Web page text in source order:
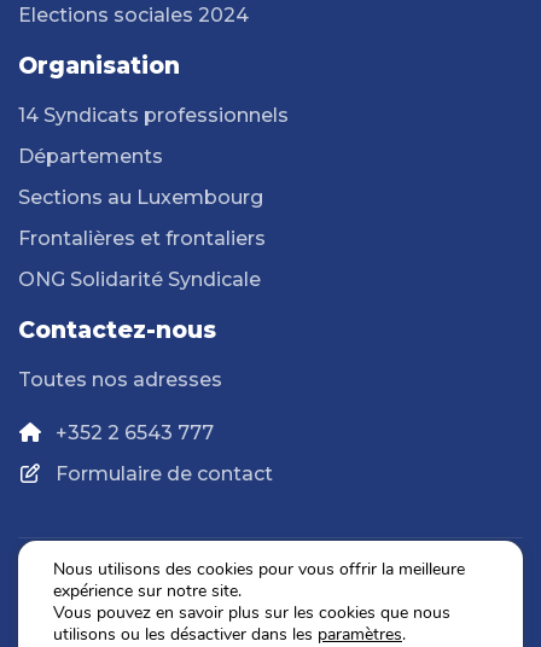
Elections sociales 2024
Organisation
14 Syndicats professionnels
Départements
Sections au Luxembourg
Frontalières et frontaliers
ONG Solidarité Syndicale
Contactez-nous
Toutes nos adresses
+352 2 6543 777
Formulaire de contact
Politique de confidentialité
Mentions légales
Nous utilisons des cookies pour vous offrir la meilleure
expérience sur notre site.
Vous pouvez en savoir plus sur les cookies que nous
utilisons ou les désactiver dans les paramètres.